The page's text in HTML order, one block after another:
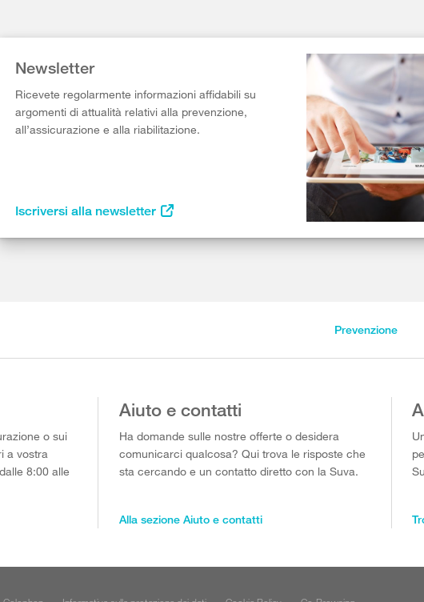
Newsletter
Ricevete regolarmente informazioni affidabili su
argomenti di attualità relativi alla prevenzione,
all’assicurazione e alla riabilitazione.
Iscriversi alla newsletter
Prevenzione
o sui
a vostra
8:00 alle
Aiuto e contatti
Ha domande sulle nostre offerte o desidera
comunicarci qualcosa? Qui trova le risposte che
sta cercando e un contatto diretto con la Suva.
Alla sezione Aiuto e contatti